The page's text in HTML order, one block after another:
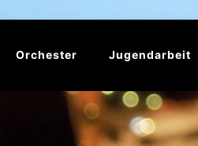
Orchester Jugendarbeit